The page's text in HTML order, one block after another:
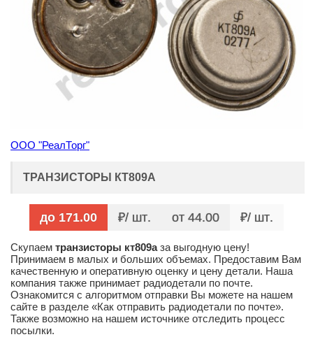
ООО "РеалТорг"
ТРАНЗИСТОРЫ КТ809А
до 171.00 / шт от 44.00 / шт
Скупаем транзисторы кт809аза выгодную цену!
Принимаем в малых и больших объемах. Предоставим Вам
качественную и оперативную оценку и цену детали. Наша
компания также принимает радиодетали по почте.
Ознакомится с алгоритмом отправки Вы можете на нашем
сайте в разделе «Как отправить радиодетали по почте».
Также возможно на нашем источнике отследить процесс
посылки.